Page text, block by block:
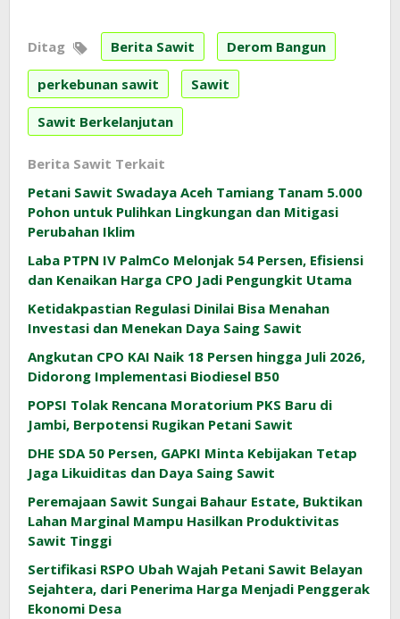
Ditag Berita Sawit Derom Bangun
perkebunan sawit Sawit
Sawit Berkelanjutan
Berita Sawit Terkait
Petani Sawit Swadaya Aceh Tamiang Tanam 5.000
Pohon untuk Pulihkan Lingkungan dan Mitigasi
Perubahan Iklim
Laba PTPN IV PalmCo Melonjak 54 Persen, Efisiensi
dan Kenaikan Harga CPO Jadi Pengungkit Utama
Ketidakpastian Regulasi Dinilai Bisa Menahan
Investasi dan Menekan Daya Saing Sawit
Angkutan CPO KAI Naik 18 Persen hingga Juli 2026,
Didorong Implementasi Biodiesel B50
POPSI Tolak Rencana Moratorium PKS Baru di
Jambi, Berpotensi Rugikan Petani Sawit
DHE SDA 50 Persen, GAPKI Minta Kebijakan Tetap
Jaga Likuiditas dan Daya Saing Sawit
Peremajaan Sawit Sungai Bahaur Estate, Buktikan
Lahan Marginal Mampu Hasilkan Produktivitas
Sawit Tinggi
Sertifikasi RSPO Ubah Wajah Petani Sawit Belayan
Sejahtera, dari Penerima Harga Menjadi Penggerak
Ekonomi Desa